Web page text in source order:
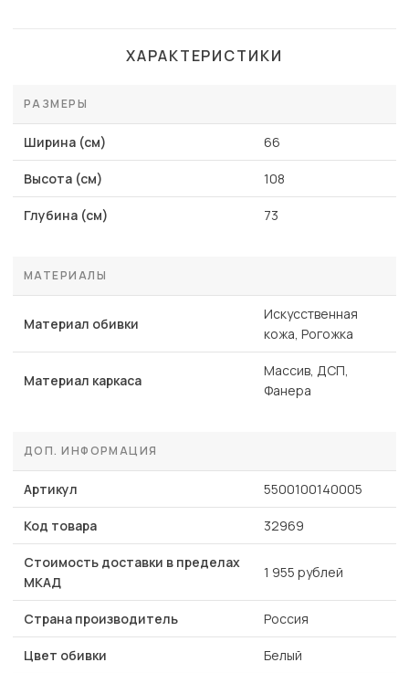
ХАРАКТЕРИСТИКИ
РАЗМЕРЫ
Ширина (см) 66
Высота (см) 108
Глубина (см) 73
МАТЕРИАЛЫ
Материал обивки
Искусственная
кожа, Рогожка
Материал каркаса
Массив, ДСП,
Фанера
ДОП. ИНФОРМАЦИЯ
Артикул 5500100140005
Код товара 32969
Стоимость доставки в пределах
МКАД
1 955 рублей
Страна производитель Россия
Цвет обивки Белый